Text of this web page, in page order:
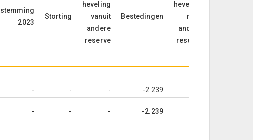
2023
Storting
heveling
vanuit
andere
reserve
Bestedingen
heveling
naar
andere
reserve
- - - -2.239
- - - -2.239